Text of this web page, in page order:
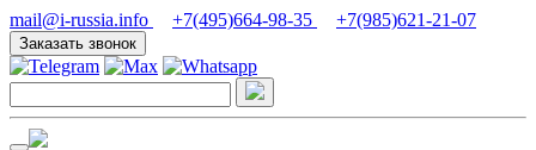
mail@i-russia.info +7(495)664-98-35 +7(985)621-21-07
Заказать звонок